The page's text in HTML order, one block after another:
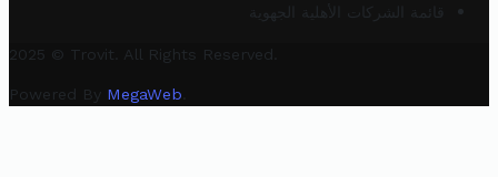
قائمة الشركات الأهلية الجهوية
2025 © Trovit. All Rights Reserved.
Powered By MegaWeb